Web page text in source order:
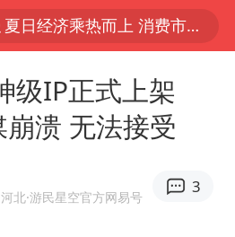
夏日经济乘热而上 消费市场向新而行
独闯南太行的失联女生最后轨迹已确认
级IP正式上架
崩溃 无法接受
河北·游民星空官方网易号
3